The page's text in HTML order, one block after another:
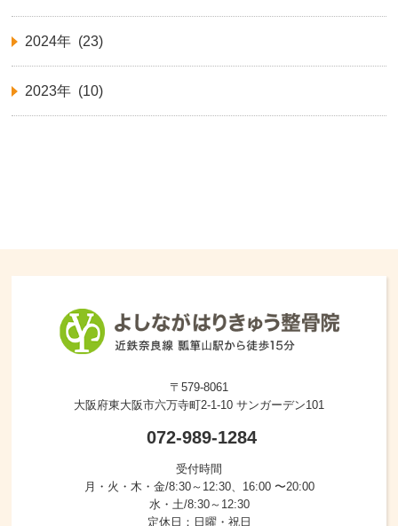
2024年 (23)
2023年 (10)
〒579-8061
大阪府東大阪市六万寺町2-1-10 サンガーデン101
072-989-1284
受付時間
月・火・木・金/8:30～12:30、16:00 〜20:00
水・土/8:30～12:30
定休日：日曜・祝日